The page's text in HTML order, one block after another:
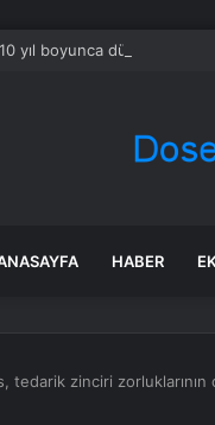
10 yıl boyunca dünyayı
HABER
tedarik zinciri